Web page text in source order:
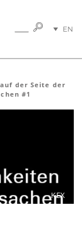
SEARCH
EN
der Seite der
#1
KEX